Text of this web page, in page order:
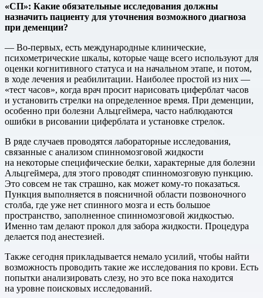
«СП»: Какие обязательные исследования должны
назначить пациенту для уточнения возможного диагноза
при деменции?
— Во-первых, есть международные клинические,
психометрические шкалы, которые чаще всего используют для
оценки когнитивного статуса и на начальном этапе, и потом,
в ходе лечения и реабилитации. Наиболее простой из них —
«тест часов», когда врач просит нарисовать циферблат часов
и установить стрелки на определенное время. При деменции,
особенно при болезни Альцгеймера, часто наблюдаются
ошибки в рисовании циферблата и установке стрелок.
В ряде случаев проводятся лабораторные исследования,
связанные с анализом спинномозговой жидкости
на некоторые специфические белки, характерные для болезни
Альцгеймера, для этого проводят спинномозговую пункцию.
Это совсем не так страшно, как может кому-то показаться.
Пункция выполняется в поясничной области позвоночного
столба, где уже нет спинного мозга и есть большое
пространство, заполненное спинномозговой жидкостью.
Именно там делают прокол для забора жидкости. Процедура
делается под анестезией.
Также сегодня прикладывается немало усилий, чтобы найти
возможность проводить такие же исследования по крови. Есть
попытки анализировать слезу, но это все пока находится
на уровне поисковых исследований.